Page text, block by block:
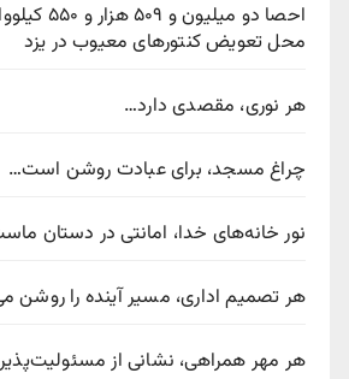
احصا دو
محل تعویض کنتورهای معیوب در یزد
هر نوری، مقصدی دارد…
چراغ مسجد، برای عبادت روشن است…
نور خانه‌های خدا، امانتی در دستان
هر تصمیم اداری، مسیر آینده را روشن
هر مهر همراهی، نشانی از